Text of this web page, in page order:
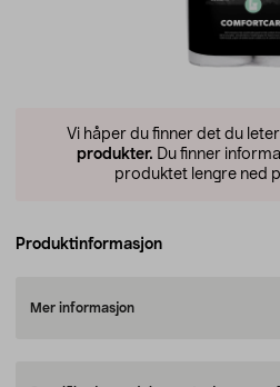
Vi håper du finner det du
produkter. Du finner
produktet lengre ned
Produktinformasjon
Mer informasjon